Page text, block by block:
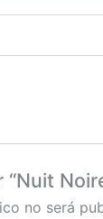
no será